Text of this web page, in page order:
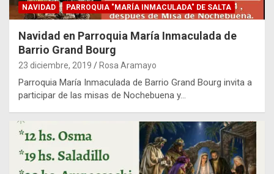
NAVIDAD PARROQUIA "MARÍA INMACULADA" DE SALTA
Navidad en Parroquia María Inmaculada de
Barrio Grand Bourg
23 diciembre, 2019 Rosa Aramayo
Parroquia María Inmaculada de Barrio Grand Bourg invita a
participar de las misas de Nochebuena y…